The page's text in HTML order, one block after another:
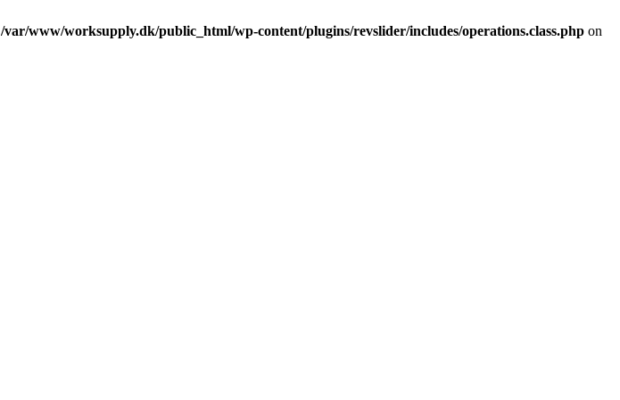
/var/www/worksupply.dk/public_html/wp-content/plugins/revslider/includes/operations.class.php on